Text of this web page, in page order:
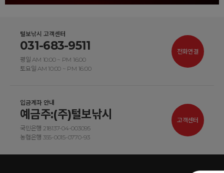
털보낚시 고객센터
031-683-9511
평일 AM 10:00 ~ PM 16:00
토요일 AM 10:00 ~ PM 16:00
전화연결
입금계좌 안내
예금주:(주)털보낚시
국민은행 218137-04-003095
농협은행 355-0015-0770-93
고객센터